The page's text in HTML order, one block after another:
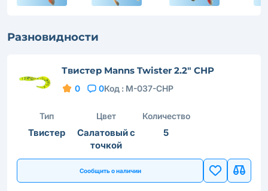
Разновидности
Твистер Manns Twister 2.2" CHP
0 0Код : M-037-CHP
Тип
Твистер
Цвет
Салатовый с
точкой
Количество
5
Сообщить о наличии